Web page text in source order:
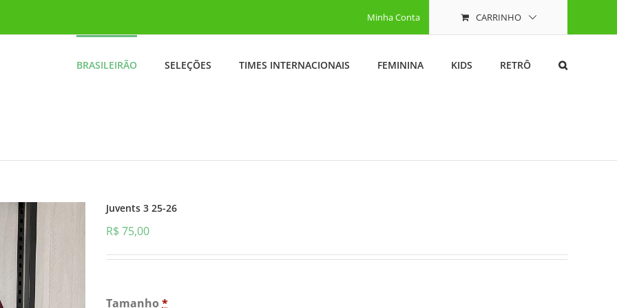
Minha Conta CARRINHO
BRASILEIRÃO SELEÇÕES TIMES INTERNACIONAIS FEMININA KIDS RETRÔ
Juvents 3 25-26
R$ 75,00
Tamanho *